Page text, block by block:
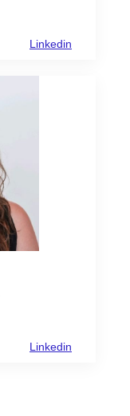
Linkedin
Linkedin